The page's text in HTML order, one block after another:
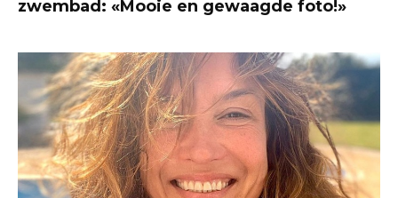
zwembad: «Mooie en gewaagde foto!»